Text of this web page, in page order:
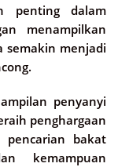
penting dalam
menampilkan
semakin menjadi
penyanyi
penghargaan
bakat
kemampuan